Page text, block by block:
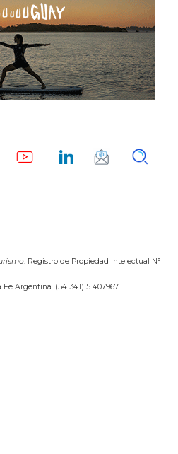
. Registro de Propiedad Intelectual N°
Fe Argentina. (54 341) 5 407967